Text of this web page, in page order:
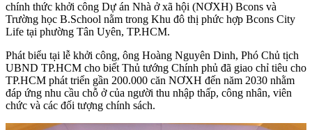
chính thức khởi công Dự án Nhà ở xã hội (NƠXH) Bcons và
Trường học B.School nằm trong Khu đô thị phức hợp Bcons City
Life tại phường Tân Uyên, TP.HCM.
Phát biểu tại lễ khởi công, ông Hoàng Nguyên Dinh, Phó Chủ tịch
UBND TP.HCM cho biết Thủ tướng Chính phủ đã giao chỉ tiêu cho
TP.HCM phát triển gần 200.000 căn NƠXH đến năm 2030 nhằm
đáp ứng nhu cầu chỗ ở của người thu nhập thấp, công nhân, viên
chức và các đối tượng chính sách.